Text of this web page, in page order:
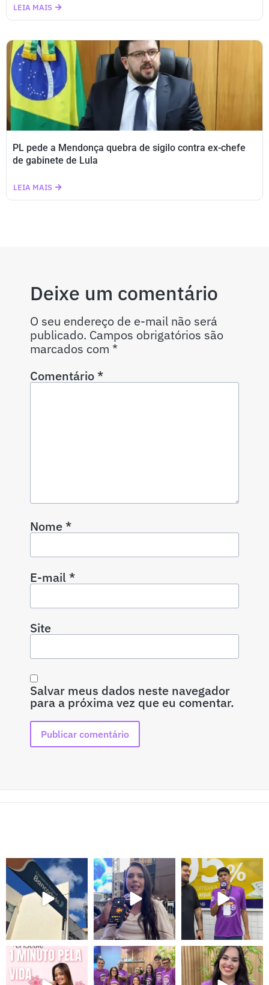
LEIA MAIS
PL pede a Mendonça quebra de sigilo contra ex-chefe
de gabinete de Lula
LEIA MAIS
Deixe um comentário
O seu endereço de e-mail não será
publicado. Campos obrigatórios são
marcados com *
Comentário*
Nome*
E-mail*
Site
Salvar meus dados neste navegador
para a próxima vez que eu comentar.